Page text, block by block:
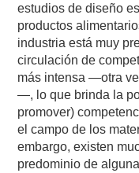
estudios de diseño
productos
industria está muy
circulación de
más intensa —otra
—, lo que brinda la
promover)
el campo de los
embargo, existen
predominio de